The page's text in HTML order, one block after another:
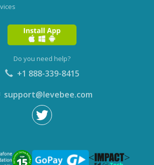
Do you need help?
+1 888-339-8415
support@levebee.com